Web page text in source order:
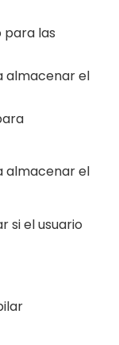
para las
almacenar el
almacenar el
si el usuario